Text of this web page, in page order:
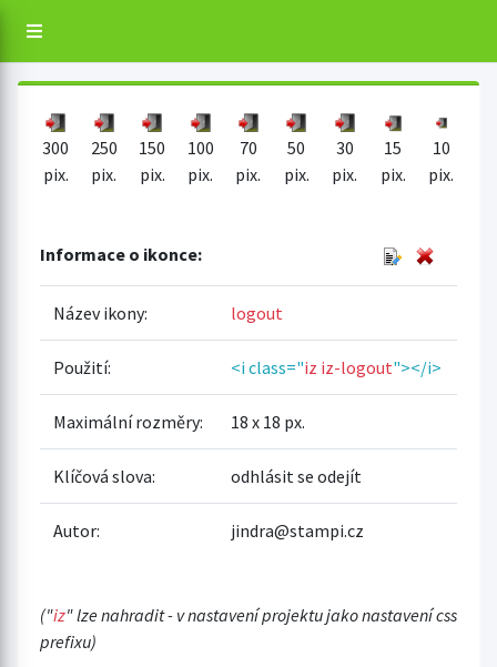
300
pix.
250
pix.
150
pix.
100
pix.
70
pix.
50
pix.
30
pix.
15
pix.
10
pix.
Informace o ikonce:
Název ikony: logout
Použití: <i class="iz iz-logout"></i>
Maximální rozměry: 18 x 18 px.
Klíčová slova: odhlásit se odejít
Autor: jindra@stampi.cz
("iz" lze nahradit - v nastavení projektu jako nastavení css
prefixu)